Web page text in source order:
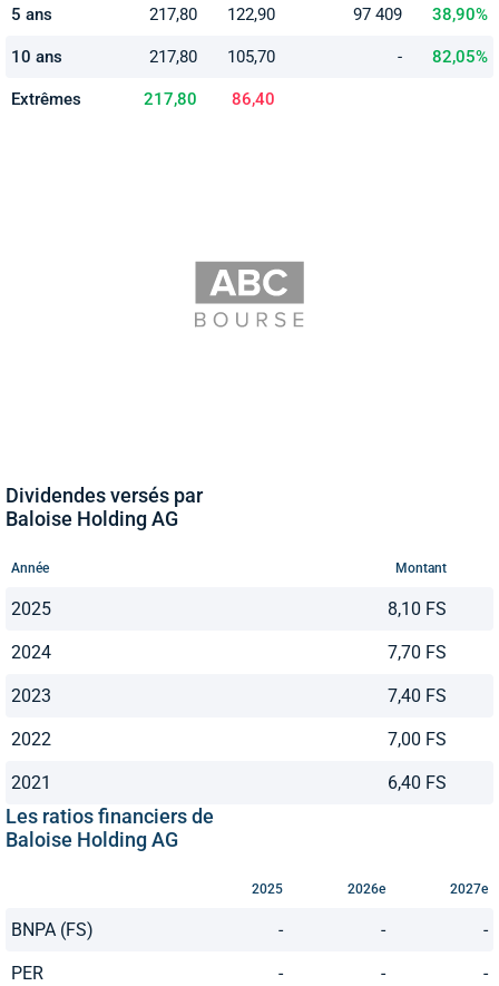
5 ans 217,80 122,90 97 409 38,90%
10 ans 217,80 105,70 - 82,05%
Extrêmes 217,80 86,40
Dividendes versés par
Baloise Holding AG
Année Montant
2025 8,10 FS
2024 7,70 FS
2023 7,40 FS
2022 7,00 FS
2021 6,40 FS
Les ratios financiers de
Baloise Holding AG
2025 2026e 2027e
BNPA (FS) - - -
PER - - -